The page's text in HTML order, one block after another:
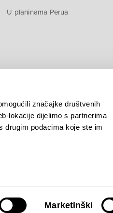
značajke društvenih
lokacije dijelimo s partnerima
drugim podacima koje ste im
Marketinški
U planinama Perua